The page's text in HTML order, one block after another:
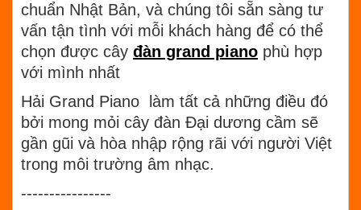
chuẩn Nhật Bản, và chúng tôi sẵn sàng tư
vấn tận tình với mỗi khách hàng để có thể
chọn được cây đàn grand piano phù hợp
với mình nhất
Hải Grand Piano làm tất cả những điều đó
bởi mong mỏi cây đàn Đại dương cầm sẽ
gần gũi và hòa nhập rộng rãi với người Việt
trong môi trường âm nhạc.
----------------